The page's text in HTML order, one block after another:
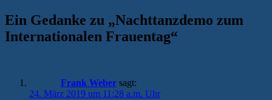
Ein Gedanke zu „Nachttanzdemo zum
Internationalen Frauentag“
Frank Weber sagt:
24. März 2019 um 11:28 a.m. Uhr